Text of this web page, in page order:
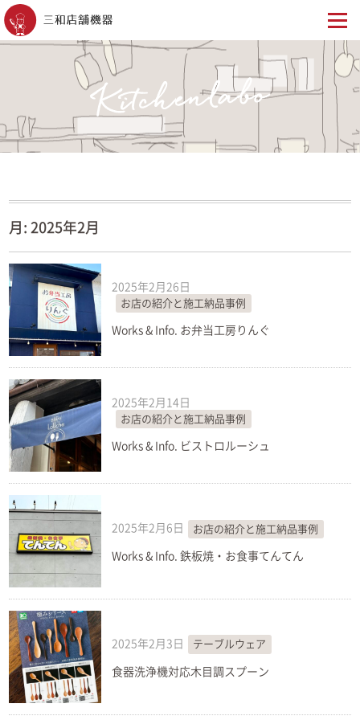
月: 2025年2月
2025年2月26日
お店の紹介と施工納品事例
Works & Info. お弁当工房りんぐ
2025年2月14日
お店の紹介と施工納品事例
Works & Info. ビストロルーシュ
2025年2月6日 お店の紹介と施工納品事例
Works & Info. 鉄板焼・お食事てんてん
2025年2月3日 テーブルウェア
食器洗浄機対応木目調スプーン